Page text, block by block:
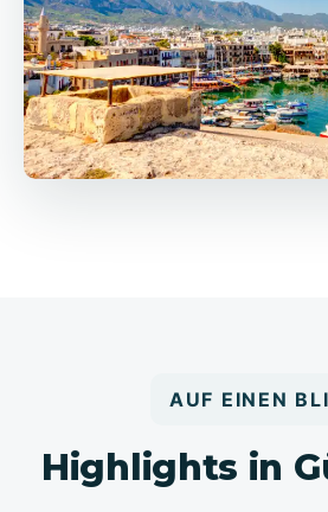
AUF EINEN
Highlights in